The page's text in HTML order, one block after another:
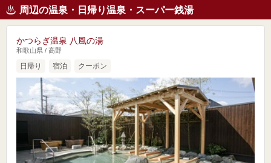
周辺の温泉・日帰り温泉・スーパー銭湯
かつらぎ温泉 八風の湯
和歌山県 / 高野
日帰り 宿泊 クーポン